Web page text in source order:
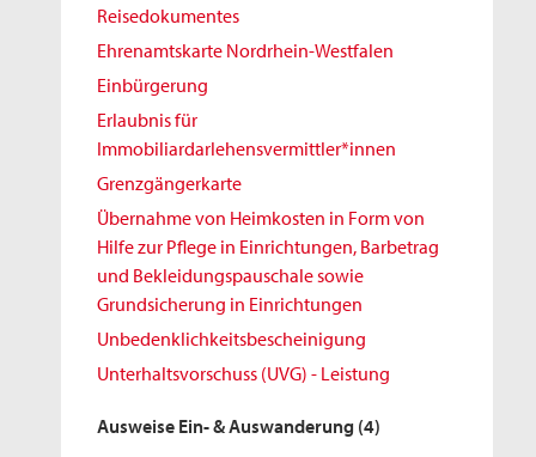
Reisedokumentes
Ehrenamtskarte Nordrhein-Westfalen
Einbürgerung
Erlaubnis für
Immobiliardarlehensvermittler*innen
Grenzgängerkarte
Übernahme von Heimkosten in Form von
Hilfe zur Pflege in Einrichtungen, Barbetrag
und Bekleidungspauschale sowie
Grundsicherung in Einrichtungen
Unbedenklichkeitsbescheinigung
Unterhaltsvorschuss (UVG) - Leistung
Ausweise Ein- & Auswanderung (4)